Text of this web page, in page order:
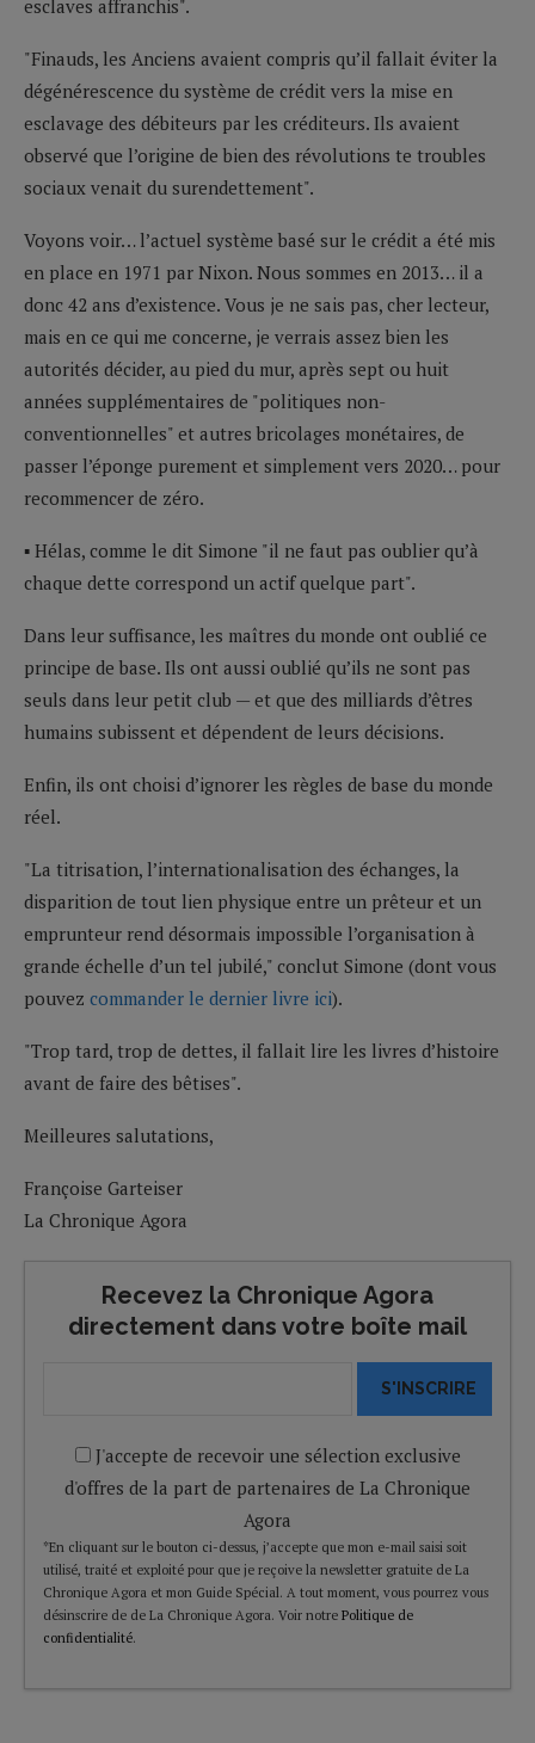
esclaves affranchis".
"Finauds, les Anciens avaient compris qu’il fallait éviter la
dégénérescence du système de crédit vers la mise en
esclavage des débiteurs par les créditeurs. Ils avaient
observé que l’origine de bien des révolutions te troubles
sociaux venait du surendettement".
Voyons voir… l’actuel système basé sur le crédit a été mis
en place en 1971 par Nixon. Nous sommes en 2013… il a
donc 42 ans d’existence. Vous je ne sais pas, cher lecteur,
mais en ce qui me concerne, je verrais assez bien les
autorités décider, au pied du mur, après sept ou huit
années supplémentaires de "politiques non-
conventionnelles" et autres bricolages monétaires, de
passer l’éponge purement et simplement vers 2020… pour
recommencer de zéro.
▪ Hélas, comme le dit Simone "il ne faut pas oublier qu’à
chaque dette correspond un actif quelque part".
Dans leur suffisance, les maîtres du monde ont oublié ce
principe de base. Ils ont aussi oublié qu’ils ne sont pas
seuls dans leur petit club — et que des milliards d’êtres
humains subissent et dépendent de leurs décisions.
Enfin, ils ont choisi d’ignorer les règles de base du monde
réel.
"La titrisation, l’internationalisation des échanges, la
disparition de tout lien physique entre un prêteur et un
emprunteur rend désormais impossible l’organisation à
grande échelle d’un tel jubilé," conclut Simone (dont vous
pouvez commander le dernier livre ici).
"Trop tard, trop de dettes, il fallait lire les livres d’histoire
avant de faire des bêtises".
Meilleures salutations,
Françoise Garteiser
La Chronique Agora
Recevez la Chronique Agora
directement dans votre boîte mail
S'INSCRIRE
J'accepte de recevoir une sélection exclusive
d'offres de la part de partenaires de La Chronique
Agora
*En cliquant sur le bouton ci-dessus, j’accepte que mon e-mail saisi soit
utilisé, traité et exploité pour que je reçoive la newsletter gratuite de La
Chronique Agora et mon Guide Spécial. A tout moment, vous pourrez vous
désinscrire de de La Chronique Agora. Voir notre Politique de
confidentialité.